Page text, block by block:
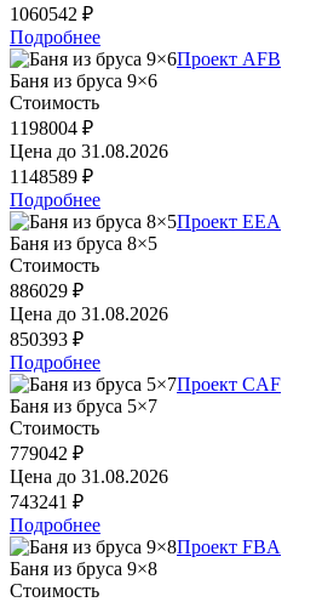
1060542 ₽
Подробнее
Проект AFB
Баня из бруса 9×6
Стоимость
1198004 ₽
Цена до 31.08.2026
1148589 ₽
Подробнее
Проект EEA
Баня из бруса 8×5
Стоимость
886029 ₽
Цена до 31.08.2026
850393 ₽
Подробнее
Проект CAF
Баня из бруса 5×7
Стоимость
779042 ₽
Цена до 31.08.2026
743241 ₽
Подробнее
Проект FBA
Баня из бруса 9×8
Стоимость